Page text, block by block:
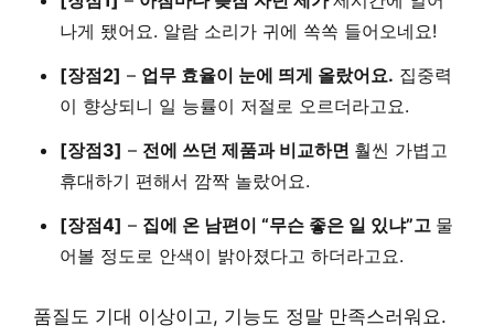
나게 됐어요. 알람 소리가 귀에 쏙쏙 들어오네요!
[장점2] – 업무 효율이 눈에 띄게 올랐어요. 집중력
이 향상되니 일 능률이 저절로 오르더라고요.
[장점3] – 전에 쓰던 제품과 비교하면 훨씬 가볍고
휴대하기 편해서 깜짝 놀랐어요.
[장점4] – 집에 온 남편이 “무슨 좋은 일 있냐”고 물
어볼 정도로 안색이 밝아졌다고 하더라고요.
품질도 기대 이상이고, 기능도 정말 만족스러워요.